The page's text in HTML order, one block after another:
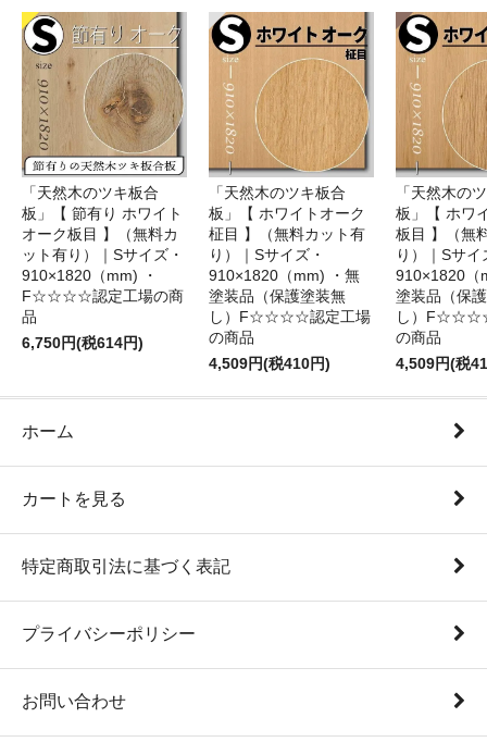
「天然木のツキ板合
板」【 節有り ホワイト
オーク板目 】（無料カ
ット有り）｜Sサイズ・
910×1820（mm) ・
F☆☆☆☆認定工場の商
品
6,750円(税614円)
「天然木のツキ板合
板」【 ホワイトオーク
柾目 】（無料カット有
り）｜Sサイズ・
910×1820（mm) ・無
塗装品（保護塗装無
し）F☆☆☆☆認定工場
の商品
4,509円(税410円)
「天然木の
板」【 ホワ
板目 】（無
り）｜Sサイ
910×1820（
塗装品（保
し）
の商品
4,509円(税
ホーム
カートを見る
特定商取引法に基づく表記
プライバシーポリシー
お問い合わせ